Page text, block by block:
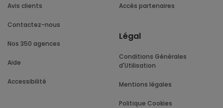
Avis clients
Contactez-nous
Nos 350 agences
Aide
Accessibilité
Accès partenaires
Légal
Conditions Générales
d'Utilisation
Mentions légales
Politique Cookies